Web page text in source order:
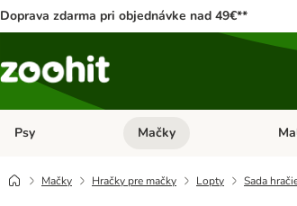
Doprava zdarma pri objednávke nad 49€**
Psy Otvoriť menu: Psy
Mačky
Mačky Hračky pre mačky Lopty Sada